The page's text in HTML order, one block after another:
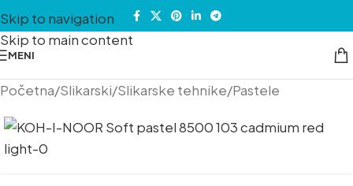
Skip to navigation
Skip to main content
MENI
Početna/Slikarski/Slikarske tehnike/Pastele